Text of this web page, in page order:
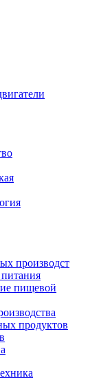
производст
пищевой
продуктов